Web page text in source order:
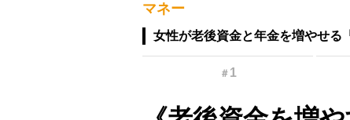
マネー
女性が老後資金と年金を増やせる
＃ 1